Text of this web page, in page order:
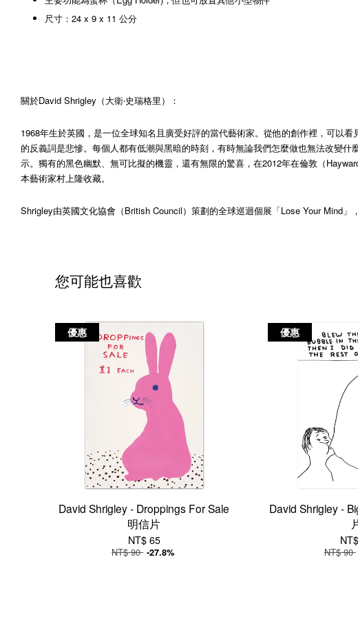
尺寸：24 x 9 x 11 公分
關於David Shrigley（大衛‧史瑞格里）：
1968年生於英國，是一位全球知名且廣受好評的當代藝術家。從他的創作裡，可以
的反義詞是悲慘。每個人都有低潮與黑暗的時刻，有時無論我們怎麼做也無法改變
示。獨有的黑色幽默、無可比擬的機靈，還有無限的驚喜，在2012年在倫敦（
本藝術家村上隆收藏。
Shrigley由英國文化協會（British Council）策劃的全球巡迴個展「Lose Your Mind」
您可能也喜歡
優惠
David Shrigley - Droppings For Sale
明信片
NT$ 65
NT$ 90 -27.8%
優惠
David Shrigley -
NT$ 90